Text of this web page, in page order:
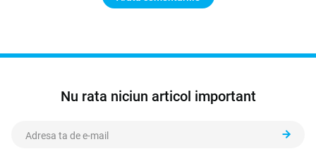
Nu rata niciun articol important